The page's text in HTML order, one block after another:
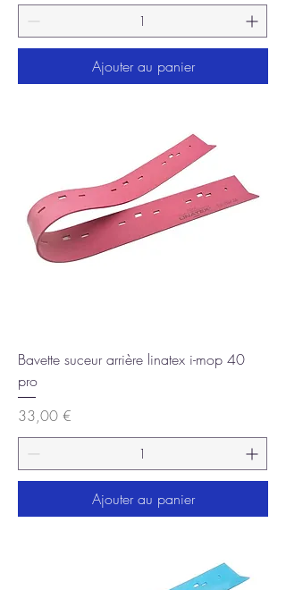
Ajouter au panier
Bavette suceur arrière linatex i-mop 40
pro
Prix
33,00 €
Ajouter au panier